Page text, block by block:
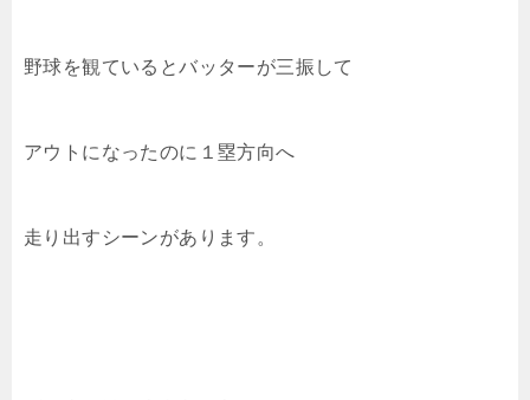
o
k
n
野球を観ているとバッターが三振して
アウトになったのに１塁方向へ
走り出すシーンがあります。